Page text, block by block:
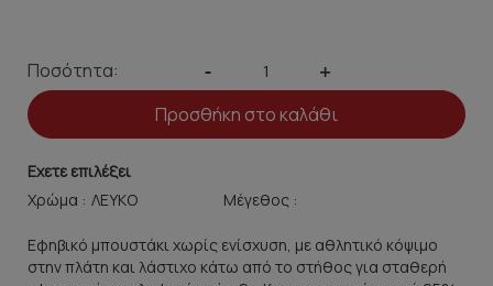
Ποσότητα: - +
Προσθήκη στο καλάθι
Εχετε επιλέξει
Χρώμα :
Μέγεθος :
Εφηβικό μπουστάκι χωρίς ενίσχυση, με αθλητικό κόψιμο
στην πλάτη και λάστιχο κάτω από το στήθος για σταθερή